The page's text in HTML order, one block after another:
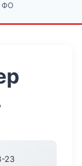
ФО
23